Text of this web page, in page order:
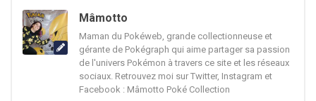
Mâmotto
Maman du Pokéweb, grande collectionneuse et
gérante de Pokégraph qui aime partager sa passion
de l'univers Pokémon à travers ce site et les réseaux
sociaux. Retrouvez moi sur Twitter, Instagram et
Facebook : Mâmotto Poké Collection